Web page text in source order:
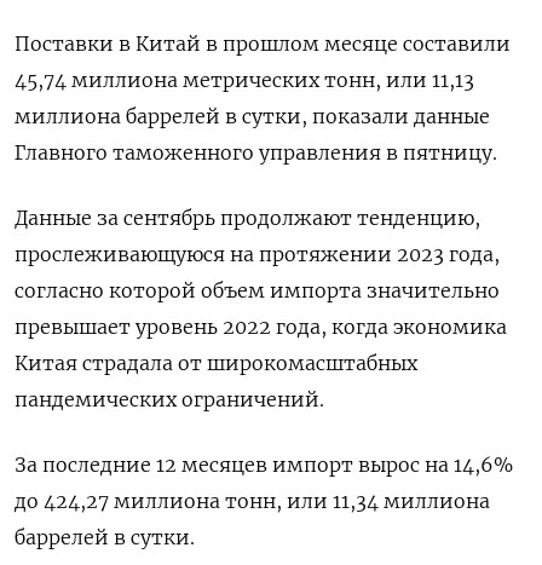
Поставки в Китай в прошлом месяце составили
45,74 миллиона метрических тонн, или 11,13
миллиона баррелей в сутки, показали данные
Главного таможенного управления в пятницу.
Данные за сентябрь продолжают тенденцию,
прослеживающуюся на протяжении 2023 года,
согласно которой объем импорта значительно
превышает уровень 2022 года, когда экономика
Китая страдала от широкомасштабных
пандемических ограничений.
За последние 12 месяцев импорт вырос на 14,6%
до 424,27 миллиона тонн, или 11,34 миллиона
баррелей в сутки.